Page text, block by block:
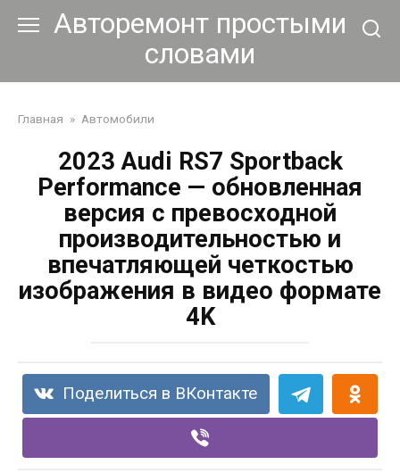
Авторемонт простыми
словами
Главная » Автомобили
2023 Audi RS7 Sportback
Performance — обновленная
версия с превосходной
производительностью и
впечатляющей четкостью
изображения в видео формате
4K
Поделиться в ВКонтакте